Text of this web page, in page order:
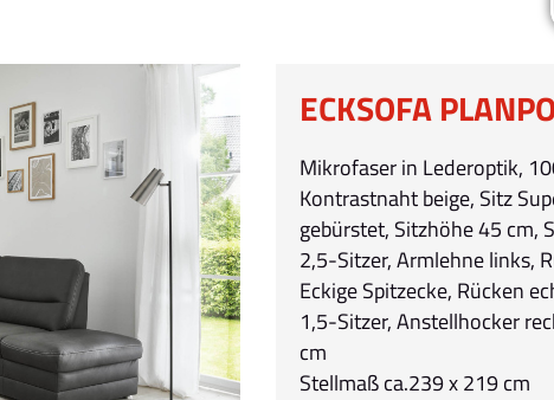
ECKSOFA
Mikrofaser in Lederoptik,
Kontrastnaht beige, Sitz
gebürstet, Sitzhöhe 45 cm,
2,5-Sitzer, Armlehne links,
Eckige Spitzecke, Rücken
1,5-Sitzer, Anstellhocker
cm
Stellmaß ca.239 x 219 cm